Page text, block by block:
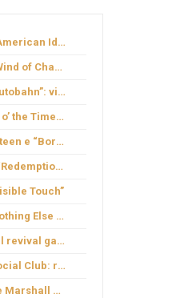
rock politico
caduta del Muro
elettronico
e provocazione
sogno americano
Song”
Touch”
ballata metal
garage
rinascita cubana
Mathers LP”